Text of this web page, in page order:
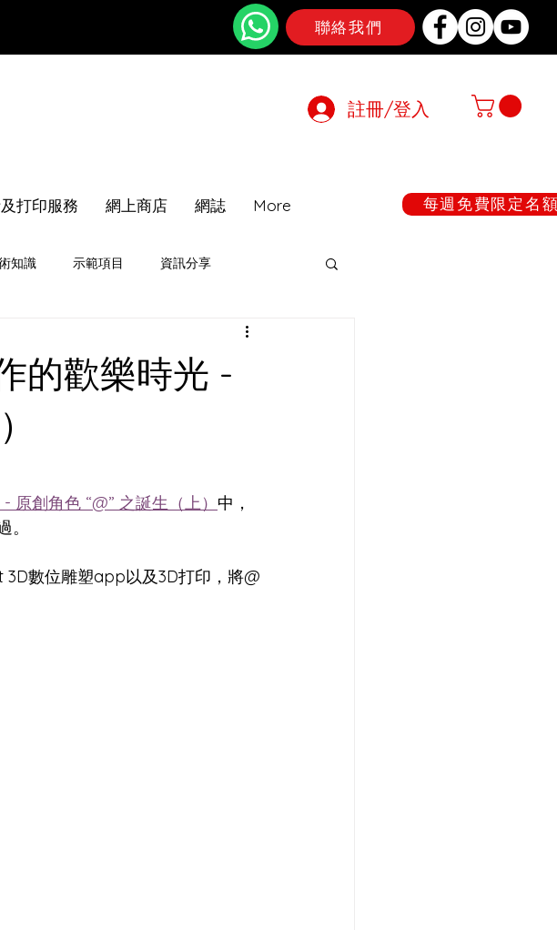
聯絡我們
註冊/登入
打印服務 網上商店 網誌 More 每週免費限定名
知識 示範項目 資訊分享
的歡樂時光 -
創角色 “@” 之誕生（上） 中，
數位雕塑app以及3D打印，將@